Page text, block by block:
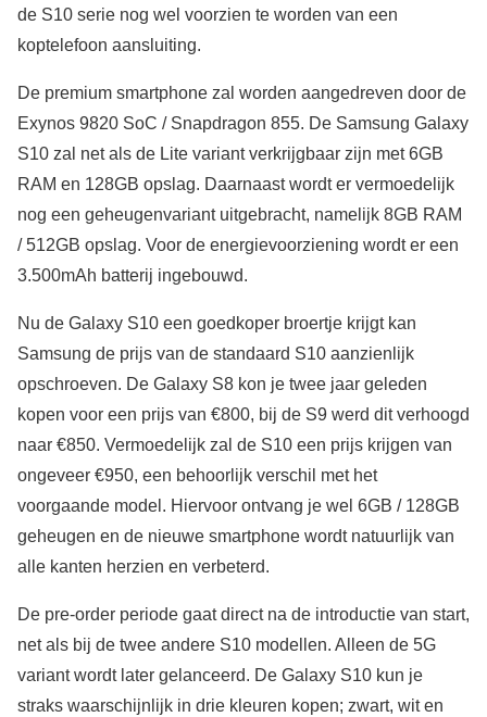
de S10 serie nog wel voorzien te worden van een
koptelefoon aansluiting.
De premium smartphone zal worden aangedreven door de
Exynos 9820 SoC / Snapdragon 855. De Samsung Galaxy
S10 zal net als de Lite variant verkrijgbaar zijn met 6GB
RAM en 128GB opslag. Daarnaast wordt er vermoedelijk
nog een geheugenvariant uitgebracht, namelijk 8GB RAM
/ 512GB opslag. Voor de energievoorziening wordt er een
3.500mAh batterij ingebouwd.
Nu de Galaxy S10 een goedkoper broertje krijgt kan
Samsung de prijs van de standaard S10 aanzienlijk
opschroeven. De Galaxy S8 kon je twee jaar geleden
kopen voor een prijs van €800, bij de S9 werd dit verhoogd
naar €850. Vermoedelijk zal de S10 een prijs krijgen van
ongeveer €950, een behoorlijk verschil met het
voorgaande model. Hiervoor ontvang je wel 6GB / 128GB
geheugen en de nieuwe smartphone wordt natuurlijk van
alle kanten herzien en verbeterd.
De pre-order periode gaat direct na de introductie van start,
net als bij de twee andere S10 modellen. Alleen de 5G
variant wordt later gelanceerd. De Galaxy S10 kun je
straks waarschijnlijk in drie kleuren kopen; zwart, wit en